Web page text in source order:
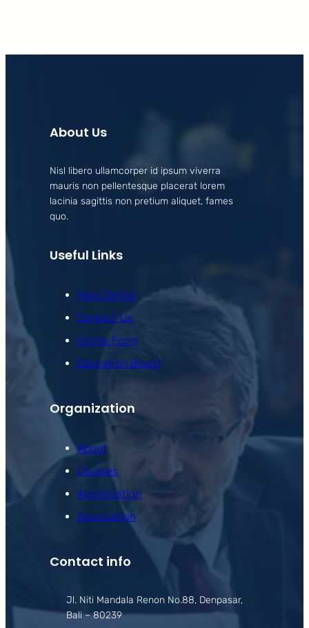
About Us
Nisl libero ullamcorper id ipsum viverra
mauris non pellentesque placerat lorem
lacinia sagittis non pretium aliquet, fames
quo.
Useful Links
Help Center
Contact Us
Online Form
Education Board
Organization
About
Courses
Appreciation
Association
Contact info
Jl. Niti Mandala Renon No.88, Denpasar,
Bali – 80239